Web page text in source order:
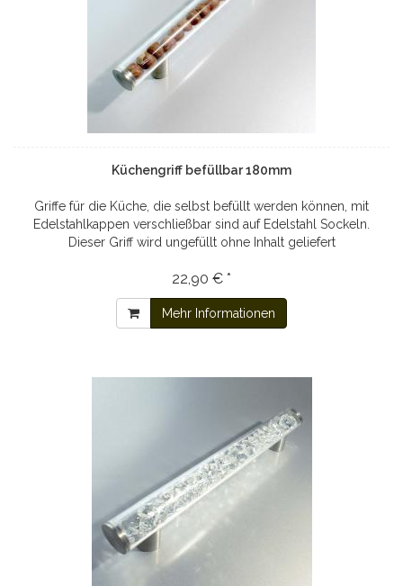
Küchengriff befüllbar 180mm
Griffe für die Küche, die selbst befüllt werden können, mit
Edelstahlkappen verschließbar sind auf Edelstahl Sockeln.
Dieser Griff wird ungefüllt ohne Inhalt geliefert
22,90 € *
Mehr Informationen